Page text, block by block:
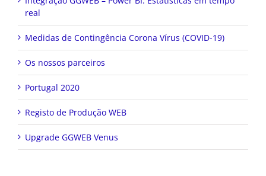
real
Medidas de Contingência Corona Vírus (COVID-19)
Os nossos parceiros
Portugal 2020
Registo de Produção WEB
Upgrade GGWEB Venus